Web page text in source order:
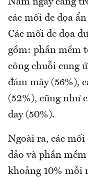
Nam ngày càng
các mối đe dọa
Các mối đe dọa
gồm: phần mềm
công chuỗi cung
đám mây (56%),
(52%), cũng như
day (50%).
Ngoài ra, các
đảo và phần
khoảng 10% mỗi